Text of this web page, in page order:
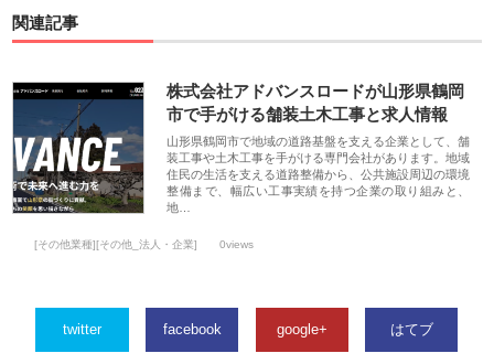
関連記事
株式会社アドバンスロードが山形県鶴岡
市で手がける舗装土木工事と求人情報
山形県鶴岡市で地域の道路基盤を支える企業として、舗
装工事や土木工事を手がける専門会社があります。地域
住民の生活を支える道路整備から、公共施設周辺の環境
整備まで、幅広い工事実績を持つ企業の取り組みと、
地…
[その他業種][その他_法人・企業] 0views
twitter facebook google+ はてブ